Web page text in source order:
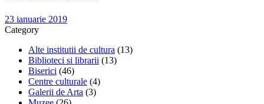
23 ianuarie 2019
Category
Alte institutii de cultura (13)
Biblioteci si librarii (13)
Biserici (46)
Centre culturale (4)
Galerii de Arta (3)